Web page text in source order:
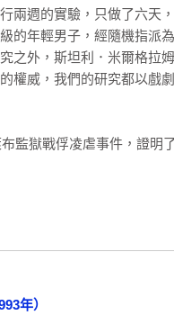
兩週的實驗，只做了六天
的年輕男子，經隨機指派
之外，斯坦利．米爾格拉
權威，我們的研究都以戲
獄戰俘凌虐事件，證明
種動力包括去個人化、對
對於人心和情境當中會導
趣。我希望了解令人漠視
使我這樣做的因素，也同
年）